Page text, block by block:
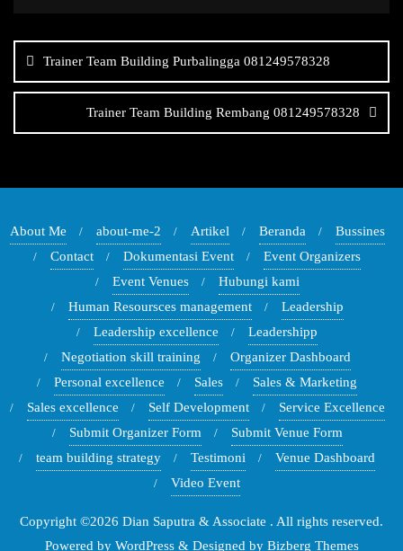
posTrainer Team Building Purbalingga 081249578328
Trainer Team Building Rembang 081249578328
About Me about-me-2 Artikel Beranda
Bussines
Contact
Dokumentasi Event
Event Organizers
Event Venues
Hubungi kami
Human Resoursces management
Leadership
Leadership excellence
Leadershipp
Negotiation skill training
Organizer Dashboard
Personal excellence
Sales
Sales & Marketing
Sales excellence
Self Development
Service Excellence
Submit Organizer Form
Submit Venue Form
team building strategy
Testimoni
Venue Dashboard
Video Event
Copyright ©2026 Dian Saputra & Associate . All rights reserved.
Powered by WordPress & Designed by Bizberg Themes